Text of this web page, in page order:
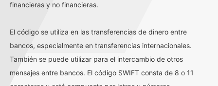
financieras y no financieras.
El código se utiliza en las transferencias de dinero entre
bancos, especialmente en transferencias internacionales.
También se puede utilizar para el intercambio de otros
mensajes entre bancos. El código SWIFT consta de 8 o 11